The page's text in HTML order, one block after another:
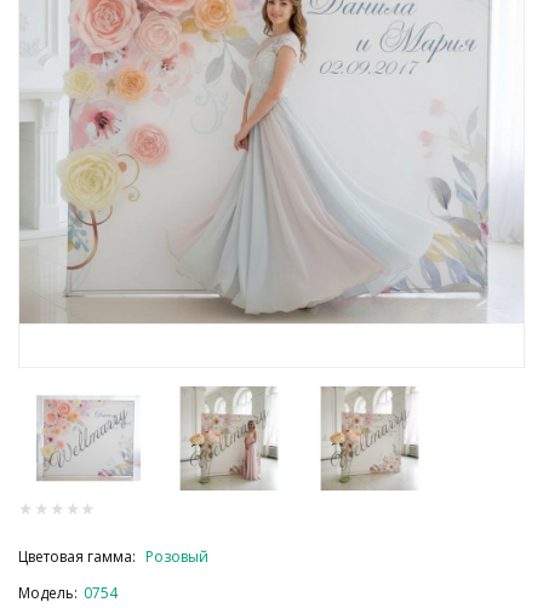
Цветовая гамма: Розовый
Модель: 0754